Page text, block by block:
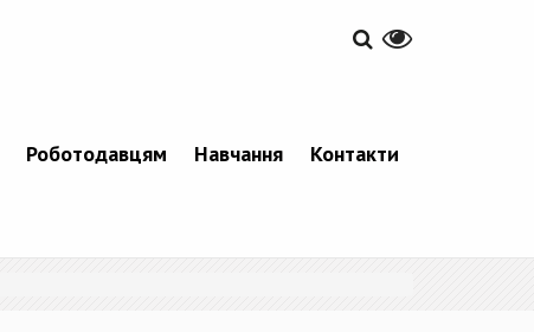
Роботодавцям Навчання Контакти